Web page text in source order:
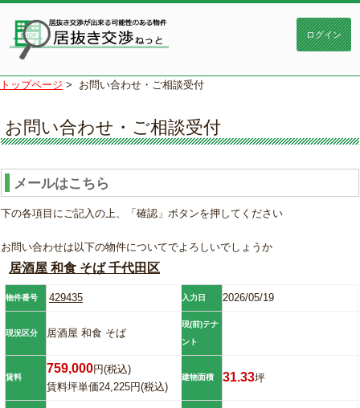
トップページ > お問い合わせ・ご相談受付
お問い合わせ・ご相談受付
メールはこちら
下の各項目にご記入の上、「確認」ボタンを押してください
お問い合わせは以下の物件についてでよろしいでしょうか
居酒屋 和食 そば 千代田区
物件番号 429435 入力日 2026/05/19
現況区分 居酒屋 和食 そば
現(前)テナ
ント
賃料
759,000円(税込)
賃料坪単価24,225円(税込)
建物面積 31.33坪